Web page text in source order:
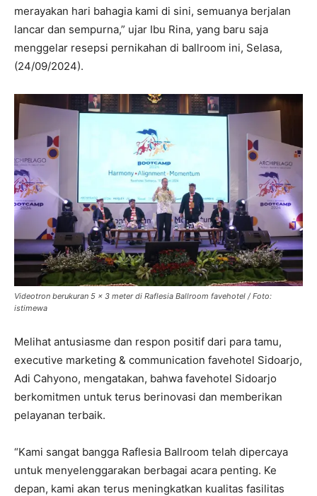
merayakan hari bahagia kami di sini, semuanya berjalan
lancar dan sempurna,” ujar Ibu Rina, yang baru saja
menggelar resepsi pernikahan di ballroom ini, Selasa,
(24/09/2024).
Videotron berukuran 5 x 3 meter di Raflesia Ballroom favehotel / Foto:
istimewa
Melihat antusiasme dan respon positif dari para tamu,
executive marketing & communication favehotel Sidoarjo,
Adi Cahyono, mengatakan, bahwa favehotel Sidoarjo
berkomitmen untuk terus berinovasi dan memberikan
pelayanan terbaik.
“Kami sangat bangga Raflesia Ballroom telah dipercaya
untuk menyelenggarakan berbagai acara penting. Ke
depan, kami akan terus meningkatkan kualitas fasilitas